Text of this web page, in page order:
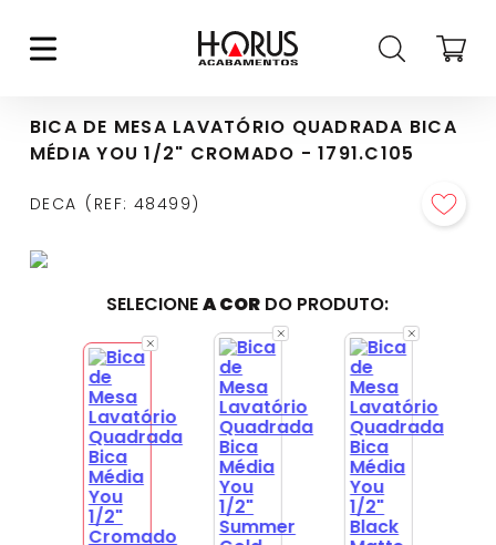
BICA DE MESA LAVATÓRIO QUADRADA BICA
MÉDIA YOU 1/2" CROMADO - 1791.C105
DECA REF: 48499
SELECIONEA COR DO PRODUTO: